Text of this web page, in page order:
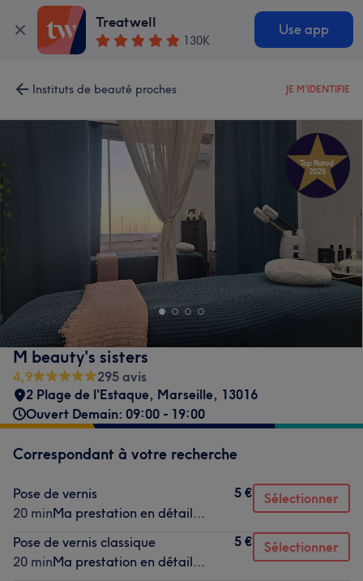
Treatwell
130K
Use app
Instituts de beauté proches JE M'IDENTIFIE
M beauty's sisters
4,9
295 avis
2 Plage de l'Estaque, Marseille, 13016
Ouvert Demain: 09:00 - 19:00
Correspondant à votre recherche
Pose de vernis
20 minMa prestation en détail...
5 € Sélectionner
Pose de vernis classique
20 minMa prestation en détail...
5 € Sélectionner